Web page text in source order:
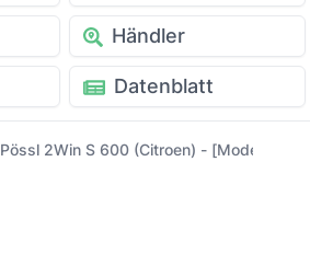
Händler
Datenblatt
Pössl 2Win S 600 (Citroen) - [Modell: